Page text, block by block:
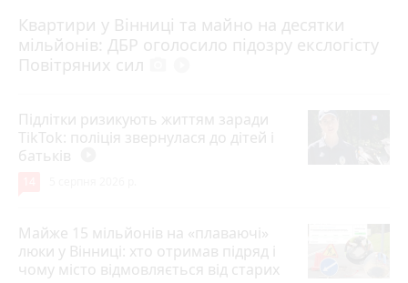
Квартири у Вінниці та майно на десятки
мільйонів: ДБР оголосило підозру екслогісту
Повітряних сил
6 серпня 2026 р.
Підлітки ризикують життям заради
TikTok: поліція звернулася до дітей і
батьків
Майже 15 мільйонів на «плаваючі»
люки у Вінниці: хто отримав підряд і
чому місто відмовляється від старих